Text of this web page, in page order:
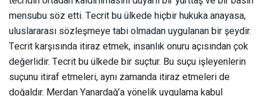
mensubu söz etti. Tecrit bu ülkede hiçbir hukuka anayasa,
uluslararası sözleşmeye tabi olmadan uygulanan bir şeydir.
Tecrit karşısında itiraz etmek, insanlık onuru açısından çok
değerlidir. Tecrit bu ülkede bir suçtur. Bu suçu işleyenlerin
suçunu itiraf etmeleri, aynı zamanda itiraz etmeleri de
doğaldır. Merdan Yanardağ’a yönelik uygulama kabul